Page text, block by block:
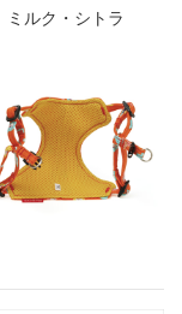
ルク・シトラ